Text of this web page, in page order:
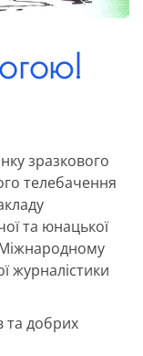
зразкового
телебачення
та юнацької
Міжнародному
журналістики
та добрих